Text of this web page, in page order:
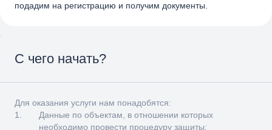
подадим на регистрацию и получим документы.
С чего начать?
Для оказания услуги нам понадобятся:
Данные по объектам, в отношении которых
необходимо провести процедуру защиты;